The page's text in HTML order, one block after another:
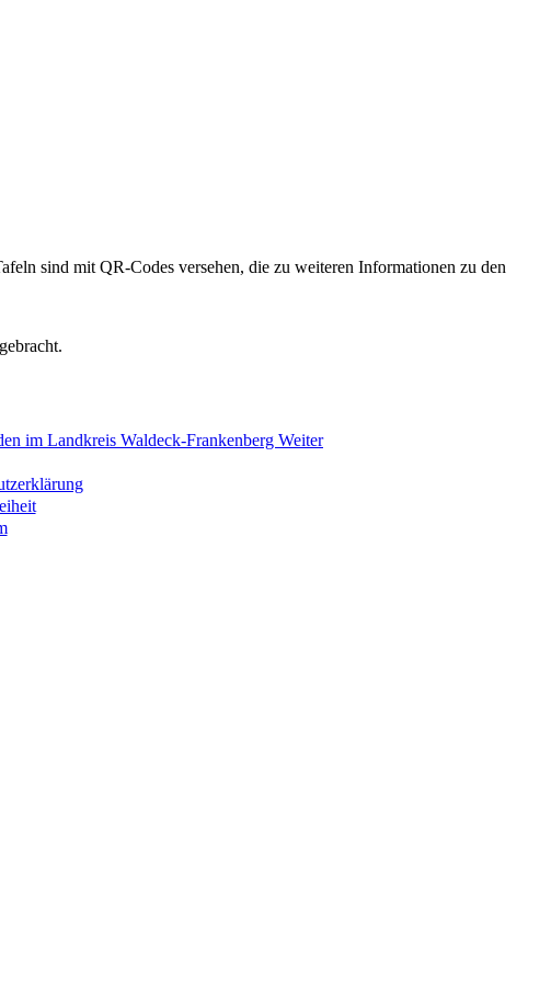
sind mit QR-Codes versehen, die zu weiteren Informationen zu den
im Landkreis Waldeck-Frankenberg Weiter